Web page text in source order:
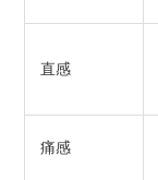
直感
痛感